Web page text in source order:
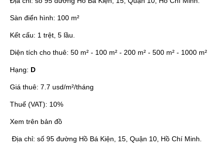
Sàn điển hình: 100 m²
Kết cấu: 1 trệt, 5 lầu.
Diện tích cho thuê: 50 m² - 100 m² - 200 m² - 500 m² - 1000 m²
Hạng: D
Giá thuê: 7.7 usd/m²/tháng
Thuế (VAT): 10%
Xem trên bản đồ
Địa chỉ: số 95 đường Hồ Bá Kiện, 15, Quận 10, Hồ Chí Minh.